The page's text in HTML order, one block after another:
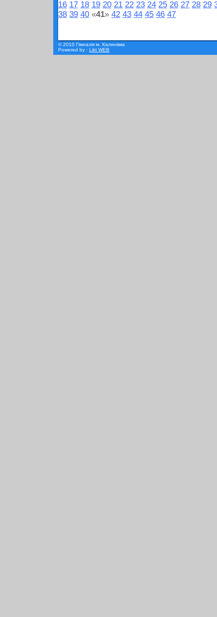
16 17 18 19 20 21 22 23 24 25 26 27 28 29
38 39 40 «41» 42 43 44 45 46 47
© 2010 Гімназія м. Калинівка
Powered by : Likt WEB